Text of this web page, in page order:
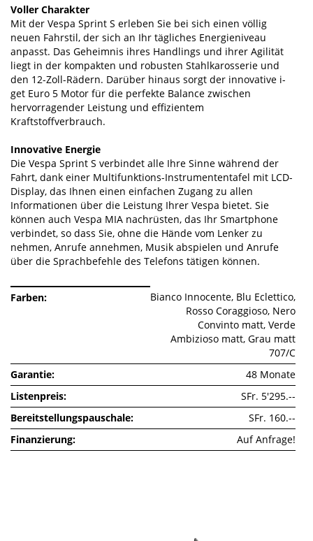
Voller Charakter
Mit der Vespa Sprint S erleben Sie bei sich einen völlig
neuen Fahrstil, der sich an Ihr tägliches Energieniveau
anpasst. Das Geheimnis ihres Handlings und ihrer Agilität
liegt in der kompakten und robusten Stahlkarosserie und
den 12-Zoll-Rädern. Darüber hinaus sorgt der innovative i-
get Euro 5 Motor für die perfekte Balance zwischen
hervorragender Leistung und effizientem
Kraftstoffverbrauch.
Innovative Energie
Die Vespa Sprint S verbindet alle Ihre Sinne während der
Fahrt, dank einer Multifunktions-Instrumententafel mit LCD-
Display, das Ihnen einen einfachen Zugang zu allen
Informationen über die Leistung Ihrer Vespa bietet. Sie
können auch Vespa MIA nachrüsten, das Ihr Smartphone
verbindet, so dass Sie, ohne die Hände vom Lenker zu
nehmen, Anrufe annehmen, Musik abspielen und Anrufe
über die Sprachbefehle des Telefons tätigen können.
Farben
Bianco Innocente, Blu Eclettico,
Rosso Coraggioso, Nero
Convinto matt, Verde
Ambizioso matt, Grau matt
707/C
Garantie
48 Monate
Listenpreis
SFr. 5'295.--
Bereitstellungspauschale
SFr. 160.--
Finanzierung
Auf Anfrage!